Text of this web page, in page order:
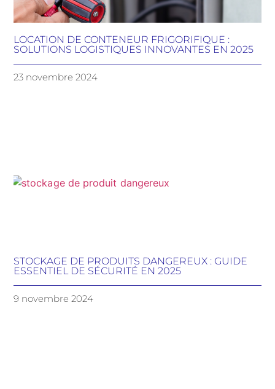
LOCATION DE CONTENEUR FRIGORIFIQUE :
SOLUTIONS LOGISTIQUES INNOVANTES EN 2025
23 novembre 2024
STOCKAGE DE PRODUITS DANGEREUX : GUIDE
ESSENTIEL DE SÉCURITÉ EN 2025
9 novembre 2024